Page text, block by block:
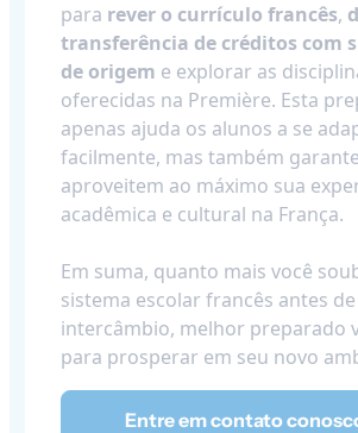
para rever o currículo francês,
transferência de créditos com
de origem e explorar as
oferecidas na Première. Esta
apenas ajuda os alunos a se
facilmente, mas também
aproveitem ao máximo sua
acadêmica e cultural na França.
Em suma, quanto mais você
sistema escolar francês antes
intercâmbio, melhor preparado
para prosperar em seu novo
Entre em contato